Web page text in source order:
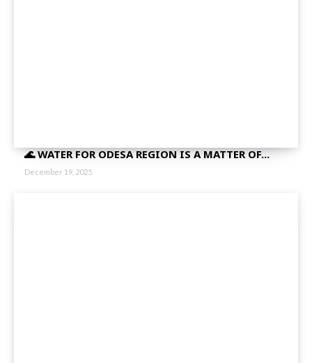
🌊 WATER FOR ODESA REGION IS A MATTER OF...
December 19, 2025